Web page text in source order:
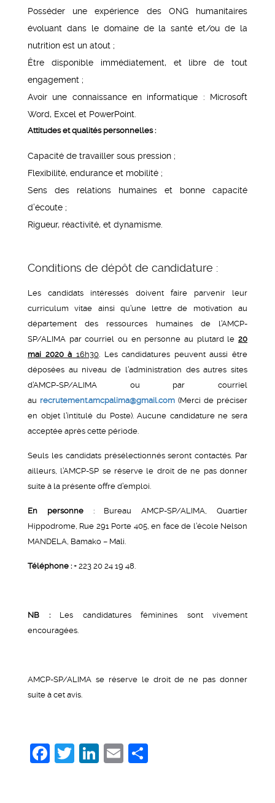
Posséder une expérience des ONG humanitaires
évoluant dans le domaine de la santé et/ou de la
nutrition est un atout ;
Être disponible immédiatement, et libre de tout
engagement ;
Avoir une connaissance en informatique : Microsoft
Word, Excel et PowerPoint.
Attitudes et qualités personnelles :
Capacité de travailler sous pression ;
Flexibilité, endurance et mobilité ;
Sens des relations humaines et bonne capacité
d’écoute ;
Rigueur, réactivité, et dynamisme.
Conditions de dépôt de candidature :
Les candidats intéressés doivent faire parvenir leur
curriculum vitae ainsi qu’une lettre de motivation au
département des ressources humaines de l’AMCP-
SP/ALIMA par courriel ou en personne au plutard le 20
mai 2020 à 16h30. Les candidatures peuvent aussi être
déposées au niveau de l’administration des autres sites
d’AMCP-SP/ALIMA ou par courriel
au recrutement.amcpalima@gmail.com (Merci de préciser
en objet l’intitulé du Poste). Aucune candidature ne sera
acceptée après cette période.
Seuls les candidats présélectionnés seront contactés. Par
ailleurs, l’AMCP-SP se réserve le droit de ne pas donner
suite à la présente offre d’emploi.
En personne: Bureau AMCP-SP/ALIMA, Quartier
Hippodrome, Rue 291 Porte 405, en face de l’école Nelson
MANDELA, Bamako – Mali.
Téléphone :+ 223 20 24 19 48.
NB :Les candidatures féminines sont vivement
encouragées.
AMCP-SP/ALIMA se réserve le droit de ne pas donner
suite à cet avis.
Facebook
Twitter
LinkedIn
Email